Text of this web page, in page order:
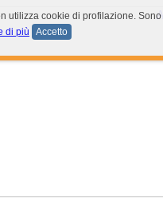
utilizza cookie di profilazione.
di più Accetto